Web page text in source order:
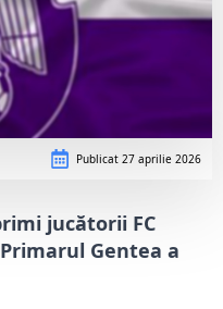
Publicat 27 aprilie 2026
jucătorii FC
Gentea a